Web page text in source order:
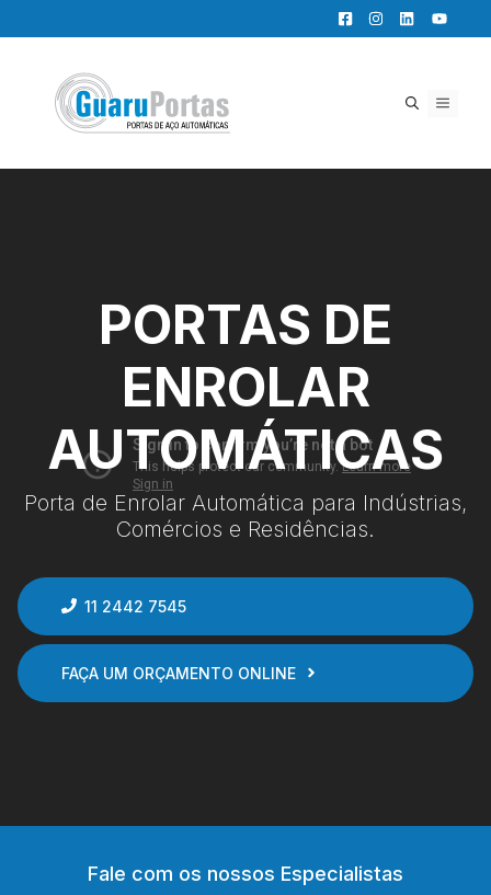
para
conteúdo
MENU
PORTAS DE
ENROLAR
AUTOMÁTICAS
Porta de Enrolar Automática para Indústrias,
Comércios e Residências.
11 2442 7545
FAÇA UM ORÇAMENTO ONLINE
Fale com os nossos Especialistas